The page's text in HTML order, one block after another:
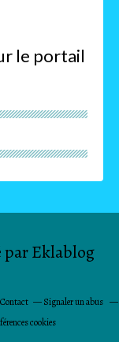
le portail
parEklablog
Contact
Signaler un abus
cookies